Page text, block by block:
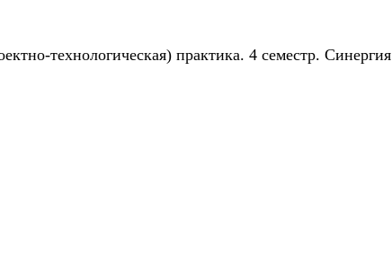
технологическая) практика. 4 семестр. Синергия